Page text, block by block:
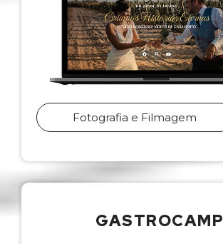
Fotografia e Filmagem
GASTROCAMP